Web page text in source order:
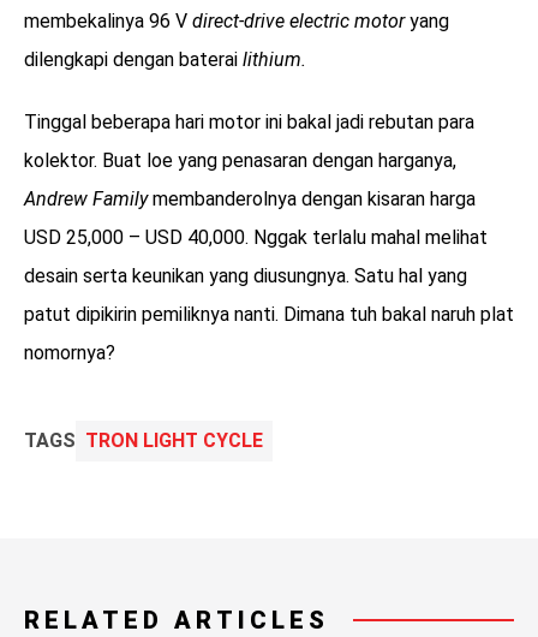
membekalinya 96 V direct-drive electric motoryang
dilengkapi dengan baterai lithium.
Tinggal beberapa hari motor ini bakal jadi rebutan para
kolektor. Buat loe yang penasaran dengan harganya,
Andrew Familymembanderolnya dengan kisaran harga
USD 25,000 – USD 40,000. Nggak terlalu mahal melihat
desain serta keunikan yang diusungnya. Satu hal yang
patut dipikirin pemiliknya nanti. Dimana tuh bakal naruh plat
nomornya?
TAGS TRON LIGHT CYCLE
RELATED ARTICLES